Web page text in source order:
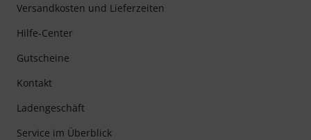
Versandkosten und Lieferzeiten
Hilfe-Center
Gutscheine
Kontakt
Ladengeschäft
Service im Überblick